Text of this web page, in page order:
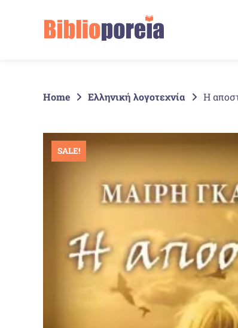
Home Ελληνική λογοτεχνία Η
SALE!